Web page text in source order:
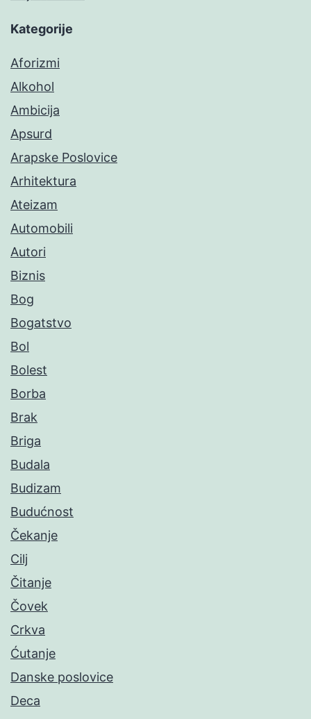
Kategorije
Aforizmi
Alkohol
Ambicija
Apsurd
Arapske Poslovice
Arhitektura
Ateizam
Automobili
Autori
Biznis
Bog
Bogatstvo
Bol
Bolest
Borba
Brak
Briga
Budala
Budizam
Budućnost
Čekanje
Cilj
Čitanje
Čovek
Crkva
Ćutanje
Danske poslovice
Deca